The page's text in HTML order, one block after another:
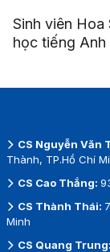
Sinh viên
học tiếng
CS Nguyễn Văn
Thành, TP.Hồ Chí
CS Cao Thắng:
CS Thành Thái:
Minh
CS Quang Trung: